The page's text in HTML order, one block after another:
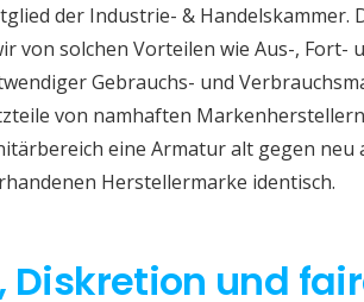
der Industrie- & Handelskammer.
von solchen Vorteilen wie Aus-, Fort-
Gebrauchs- und
von namhaften
eine Armatur alt gegen
Herstellermarke identisch.
und